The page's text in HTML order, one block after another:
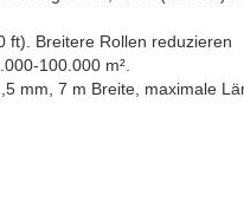
ft). Breitere Rollen reduzieren
100.000 m².
mm, 7 m Breite, maximale